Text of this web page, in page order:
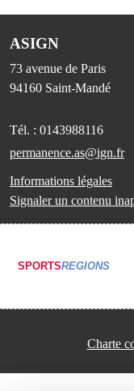
ASIGN
73 avenue de Paris
94160 Saint-Mandé
Tél. : 0143988116
permanence.as@ign.fr
Informations légales
Signaler un contenu
SPORTSREGIONS
Charte